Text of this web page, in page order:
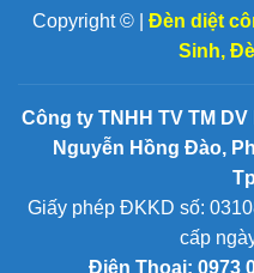
Copyright © | Đèn diệt
Sinh,
Công ty TNHH TV TM
Nguyễn Hồng Đào,
Giấy phép ĐKKD số:
cấp
Điện Thoại: 0973